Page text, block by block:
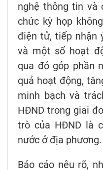
nghệ thông tin và
chức kỳ họp
điện tử, tiếp nhận
và một số hoạt
qua đó góp phần
quả hoạt động,
minh bạch và
HĐND trong giai
trò của HĐND là
nước ở địa phương.
Báo cáo nêu rõ,